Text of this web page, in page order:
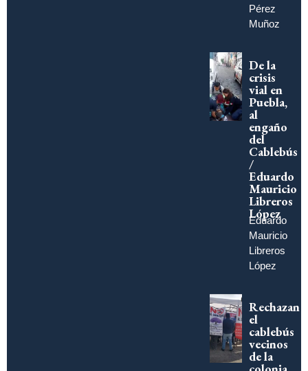
Pérez
Muñoz
De la
crisis
vial en
Puebla,
al
engaño
del
Cablebús
/
Eduardo
Mauricio
Libreros
López
Eduardo
Mauricio
Libreros
López
Rechazan
el
cablebús
vecinos
de la